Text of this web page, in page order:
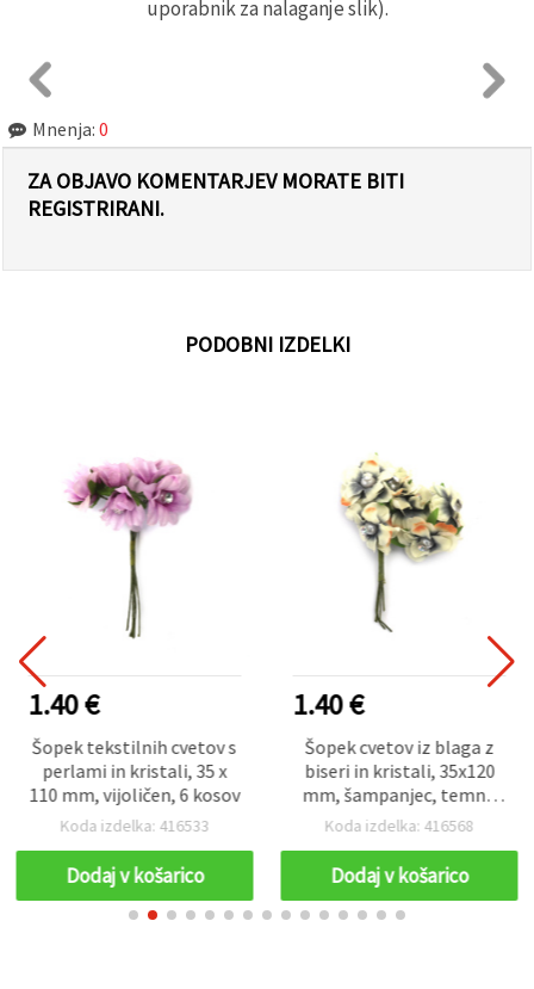
uporabnik za nalaganje slik).
Mnenja: 0
ZA OBJAVO KOMENTARJEV MORATE BITI
REGISTRIRANI.
PODOBNI IZDELKI
1.40 €
Šopek tekstilnih cvetov s
perlami in kristali, 35 x
110 mm, vijoličen, 6 kosov
Koda izdelka: 416533
Dodaj v košarico
1.40 €
Šopek cvetov iz blaga z
biseri in kristali, 35x120
mm, šampanjec, temno
modra, breskov melanž –
Koda izdelka: 416568
Dodaj v košarico